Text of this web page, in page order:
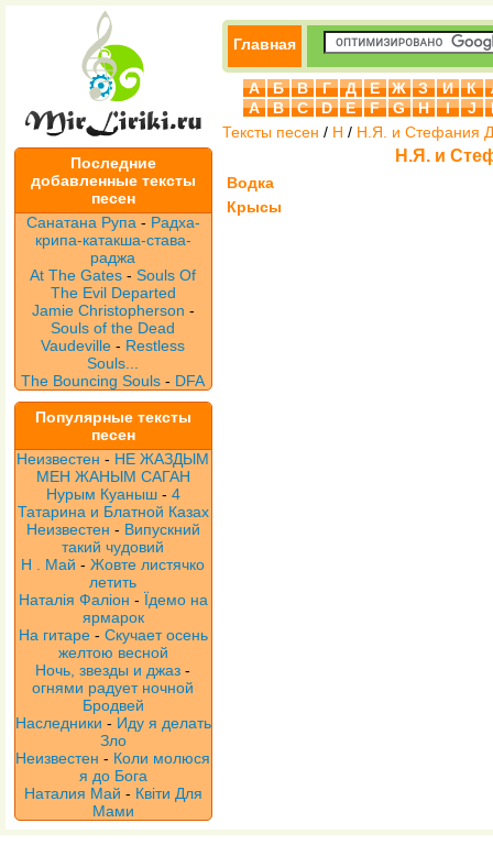
Последние
добавленные тексты
песен
Санатана Рупа - Радха-
крипа-катакша-става-
раджа
At The Gates -Souls Of
The Evil Departed
Jamie Christopherson -
Souls of the Dead
Vaudeville- Restless
Souls...
The Bouncing Souls - DFA
Популярные тексты
песен
Неизвестен - НЕ ЖАЗДЫМ
МЕН ЖАНЫМ САГАН
Нурым Куаныш - 4
Татарина и Блатной Казах
Неизвестен - Випускний
такий чудовий
Н . Май -Жовте листячко
летить
Наталія Фаліон - Їдемо на
ярмарок
На гитаре - Скучает осень
желтою весной
Ночь, звезды и джаз -
огнями радует ночной
Бродвей
Наследники - Иду я делать
Зло
Неизвестен - Коли молюся
я до Бога
Наталия Май - Квіти Для
Мами
Главная
А Б В Г Д Е Ж З И К
A
B C D E F G H I J
Тексты песен / Н / Н.Я. и Стефания
Н.Я. и
Водка
Крысы